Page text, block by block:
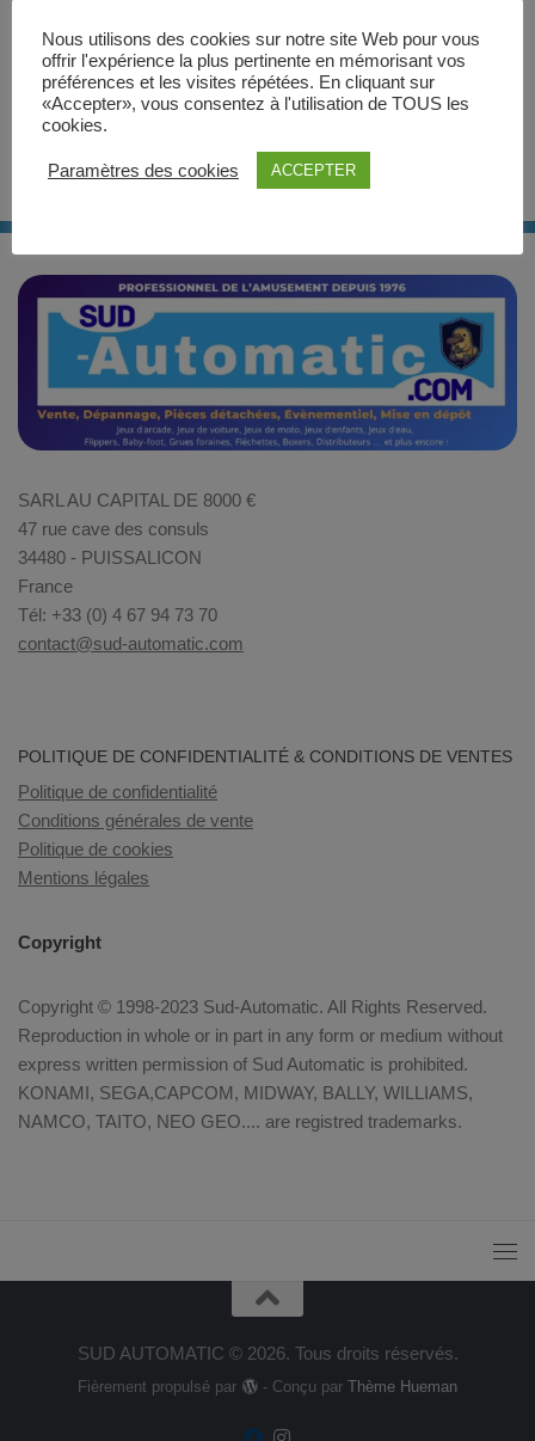
Site web
SARL AU CAPITAL DE 8000 €
47 rue cave des consuls
34480 - PUISSALICON
France
Tél: +33 (0) 4 67 94 73 70
contact@sud-automatic.com
POLITIQUE DE CONFIDENTIALITÉ & CONDITIONS DE VENTES
Politique de confidentialité
Conditions générales de vente
Politique de cookies
Mentions légales
Copyright
Copyright © 1998-2023 Sud-Automatic. All Rights Reserved.
Reproduction in whole or in part in any form or medium without
express written permission of Sud Automatic is prohibited.
KONAMI, SEGA,CAPCOM, MIDWAY, BALLY, WILLIAMS,
NAMCO, TAITO, NEO GEO.... are registred trademarks.
SUD AUTOMATIC © 2026. Tous droits réservés.
Fièrement propulsé par - Conçu par Thème Hueman
Nous utilisons des cookies sur notre site Web pour vous
offrir l'expérience la plus pertinente en mémorisant vos
préférences et les visites répétées. En cliquant sur
«Accepter», vous consentez à l'utilisation de TOUS les
cookies.
Paramètres des cookies ACCEPTER